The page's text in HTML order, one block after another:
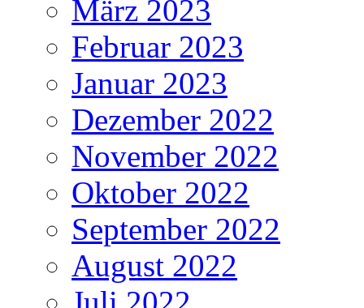
März 2023
Februar 2023
Januar 2023
Dezember 2022
November 2022
Oktober 2022
September 2022
August 2022